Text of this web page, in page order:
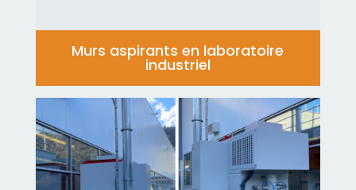
Murs aspirants en laboratoire
industriel